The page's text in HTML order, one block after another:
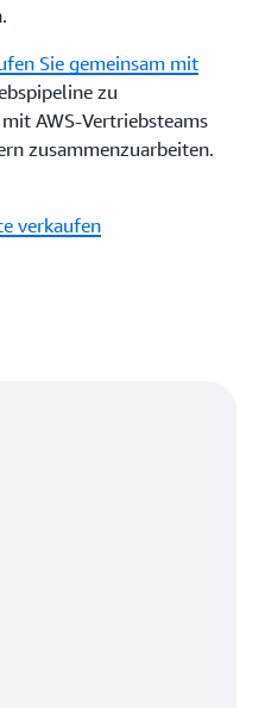
Sie gemeinsam mit
zu
AWS-Vertriebsteams
zusammenzuarbeiten.
verkaufen